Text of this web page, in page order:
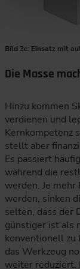
Bild 3c: Einsatz mit
Die Masse
Hinzu kommen
verdienen und
Kernkompetenz
stellt aber
Es passiert
während die
werden. Je
werden, sinken
selten, dass der
günstiger ist als
konventionell zu
das Werkzeug
weiter reduziert.